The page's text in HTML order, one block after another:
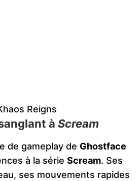
Reigns
à Scream
de gameplay de Ghostface
à la série Scream. Ses
ses mouvements rapides